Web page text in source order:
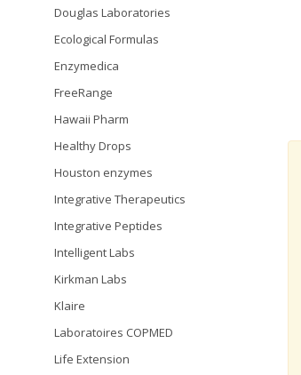
Douglas Laboratories
Ecological Formulas
Enzymedica
FreeRange
Hawaii Pharm
Healthy Drops
Houston enzymes
Integrative Therapeutics
Integrative Peptides
Intelligent Labs
Kirkman Labs
Klaire
Laboratoires COPMED
Life Extension